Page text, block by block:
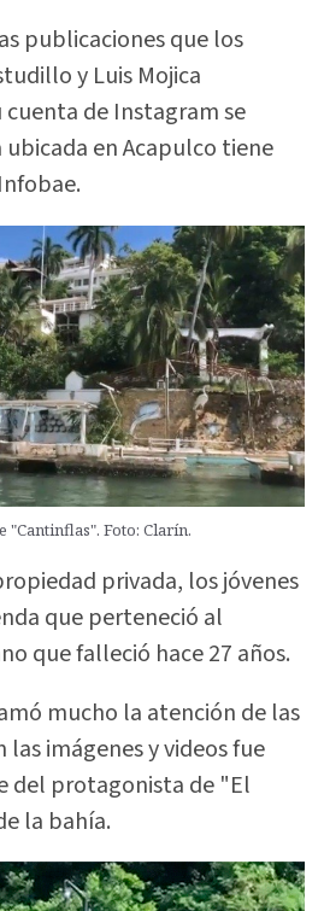
publicaciones que los
y Luis Mojica
de Instagram se
ubicada en Acapulco tiene
"Cantinflas". Foto: Clarín.
privada, los jóvenes
que perteneció al
que falleció hace 27 años.
mucho la atención de las
las imágenes y videos fue
del protagonista de "El
la bahía.